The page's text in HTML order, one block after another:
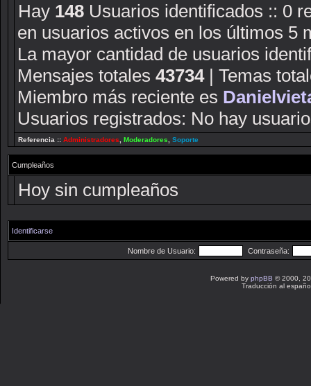
Hay 148 Usuarios identificados :: 0
en usuarios activos en los últimos 5
La mayor cantidad de usuarios
Mensajes totales 43734| Temas
Miembro más reciente es
Usuarios registrados: No hay
Referencia :: Administradores Moderadores Soporte
Cumpleaños
Hoy sin cumpleaños
Identificarse
Nombre de Usuario: Contraseña:
Powered by phpBB © 2000,
Traducción al